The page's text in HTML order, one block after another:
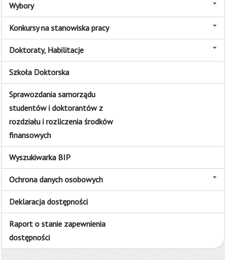
Wybory
Konkursy na stanowiska pracy
Doktoraty, Habilitacje
Szkoła Doktorska
Sprawozdania samorządu
studentów i doktorantów z
rozdziału i rozliczenia środków
finansowych
Wyszukiwarka BIP
Ochrona danych osobowych
Deklaracja dostępności
Raport o stanie zapewnienia
dostępności